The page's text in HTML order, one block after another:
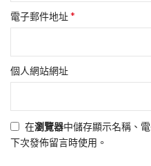
電子郵件地址*
個人網站網址
在瀏覽器中儲存顯示名稱、
下次發佈留言時使用。